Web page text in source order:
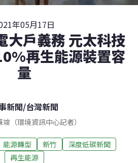
年05月17日
大戶義務 元太科技
再生能源裝置容
量
新聞/台灣新聞
（環境資訊中心記者）
能源轉型 新竹
深度低碳新聞
再生能源